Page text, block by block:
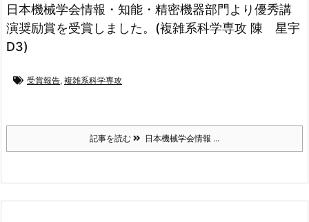
日本機械学会情報・知能・精密機器部門より優秀講
演奨励賞を受賞しました。(複雑系科学専攻 陳 星宇
D3)
受賞報告, 複雑系科学専攻
記事を読む 日本機械学会情報 ...